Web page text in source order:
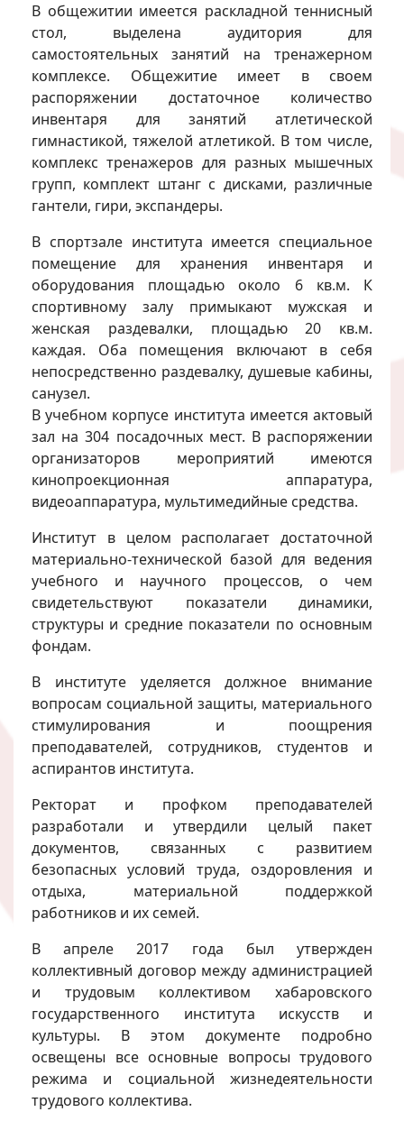
В общежитии имеется раскладной теннисный
стол, выделена аудитория для
самостоятельных занятий на тренажерном
комплексе. Общежитие имеет в своем
распоряжении достаточное количество
инвентаря для занятий атлетической
гимнастикой, тяжелой атлетикой. В том числе,
комплекс тренажеров для разных мышечных
групп, комплект штанг с дисками, различные
гантели, гири, экспандеры.
В спортзале института имеется специальное
помещение для хранения инвентаря и
оборудования площадью около 6 кв.м. К
спортивному залу примыкают мужская и
женская раздевалки, площадью 20 кв.м.
каждая. Оба помещения включают в себя
непосредственно раздевалку, душевые кабины,
санузел.
В учебном корпусе института имеется актовый
зал на 304 посадочных мест. В распоряжении
организаторов мероприятий имеются
кинопроекционная аппаратура,
видеоаппаратура, мультимедийные средства.
Институт в целом располагает достаточной
материально-технической базой для ведения
учебного и научного процессов, о чем
свидетельствуют показатели динамики,
структуры и средние показатели по основным
фондам.
В институте уделяется должное внимание
вопросам социальной защиты, материального
стимулирования и поощрения
преподавателей, сотрудников, студентов и
аспирантов института.
Ректорат и профком преподавателей
разработали и утвердили целый пакет
документов, связанных с развитием
безопасных условий труда, оздоровления и
отдыха, материальной поддержкой
работников и их семей.
В апреле 2017 года был утвержден
коллективный договор между администрацией
и трудовым коллективом хабаровского
государственного института искусств и
культуры. В этом документе подробно
освещены все основные вопросы трудового
режима и социальной жизнедеятельности
трудового коллектива.